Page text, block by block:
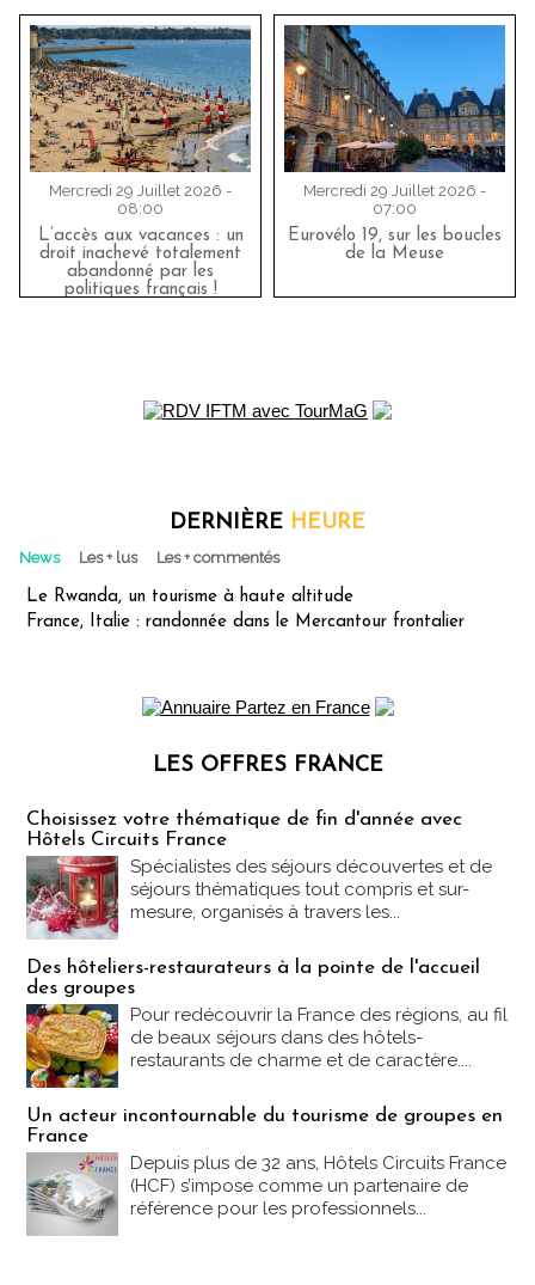
Mercredi 29 Juillet 2026 -
08:00
L’accès aux vacances : un
droit inachevé totalement
abandonné par les
politiques français !
Mercredi 29 Juillet 2026 -
07:00
Eurovélo 19, sur les boucles
de la Meuse
DERNIÈRE HEURE
News Les + lus Les + commentés
Le Rwanda, un tourisme à haute altitude
France, Italie : randonnée dans le Mercantour frontalier
LES OFFRES FRANCE
Choisissez votre thématique de fin d'année avec
Hôtels Circuits France
Spécialistes des séjours découvertes et de
séjours thématiques tout compris et sur-
mesure, organisés à travers les...
Des hôteliers-restaurateurs à la pointe de l'accueil
des groupes
Pour redécouvrir la France des régions, au fil
de beaux séjours dans des hôtels-
restaurants de charme et de caractère....
Un acteur incontournable du tourisme de groupes en
France
Depuis plus de 32 ans, Hôtels Circuits France
(HCF) s’impose comme un partenaire de
référence pour les professionnels...